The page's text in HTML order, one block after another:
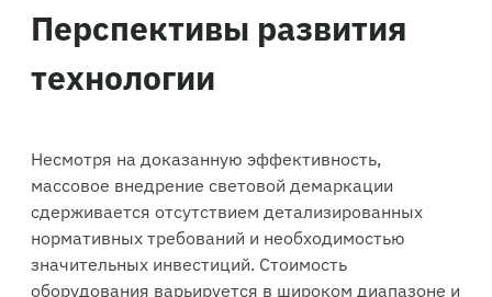
Перспективы развития
технологии
Несмотря на доказанную эффективность,
массовое внедрение световой демаркации
сдерживается отсутствием детализированных
нормативных требований и необходимостью
значительных инвестиций. Стоимость
оборудования варьируется в широком диапазоне и